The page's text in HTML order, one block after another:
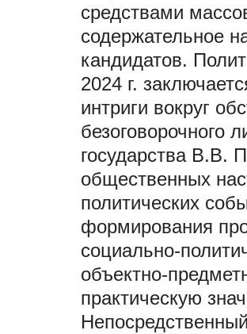
средствами
содержательное
кандидатов.
2024 г.
интриги вокруг
безоговорочного
государства В.В.
общественных
политических
формирования
социально-
объектно-
практическую